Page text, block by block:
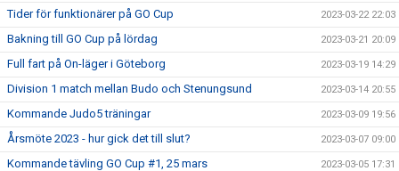
Tider för funktionärer på GO Cup 2023-03-22 22:03
Bakning till GO Cup på lördag 2023-03-21 20:09
Full fart på On-läger i Göteborg 2023-03-19 14:29
Division 1 match mellan Budo och Stenungsund 2023-03-14 20:55
Kommande Judo5 träningar 2023-03-09 19:56
Årsmöte 2023 - hur gick det till slut? 2023-03-07 09:00
Kommande tävling GO Cup #1, 25 mars 2023-03-05 17:31